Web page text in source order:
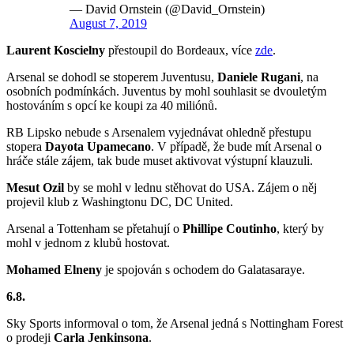
— David Ornstein (@David_Ornstein)
August 7, 2019
Laurent Koscielny přestoupil do Bordeaux, více zde.
Arsenal se dohodl se stoperem Juventusu, Daniele Rugani, na
osobních podmínkách. Juventus by mohl souhlasit se dvouletým
hostováním s opcí ke koupi za 40 miliónů.
RB Lipsko nebude s Arsenalem vyjednávat ohledně přestupu
stopera Dayota Upamecano. V případě, že bude mít Arsenal o
hráče stále zájem, tak bude muset aktivovat výstupní klauzuli.
Mesut Ozil by se mohl v lednu stěhovat do USA. Zájem o něj
projevil klub z Washingtonu DC, DC United.
Arsenal a Tottenham se přetahují o Phillipe Coutinho, který by
mohl v jednom z klubů hostovat.
Mohamed Elneny je spojován s ochodem do Galatasaraye.
6.8.
Sky Sports informoval o tom, že Arsenal jedná s Nottingham Forest
o prodeji Carla Jenkinsona.